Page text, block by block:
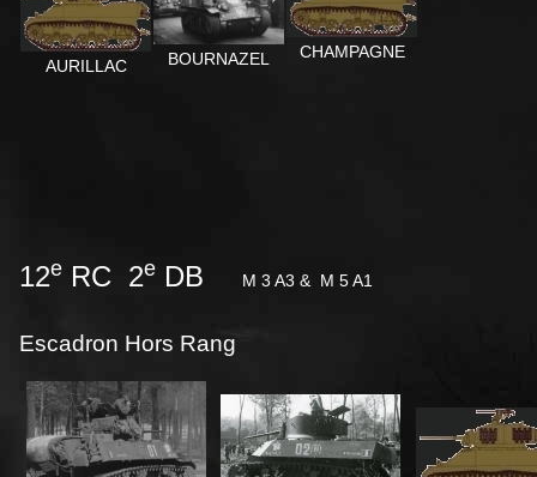
AURILLAC BOURNAZEL CHAMPAGNE
12e RC 2e DB M 3 A3 & M 5 A1
Escadron Hors Rang